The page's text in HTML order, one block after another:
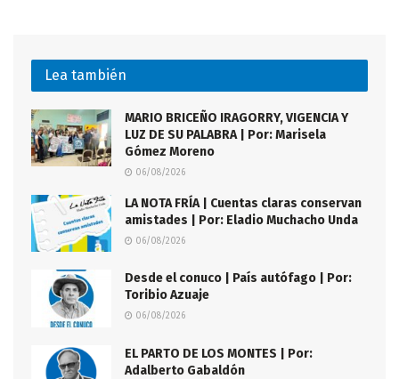
Lea también
MARIO BRICEÑO IRAGORRY, VIGENCIA Y
LUZ DE SU PALABRA | Por: Marisela
Gómez Moreno
06/08/2026
LA NOTA FRÍA | Cuentas claras conservan
amistades | Por: Eladio Muchacho Unda
06/08/2026
Desde el conuco | País autófago | Por:
Toribio Azuaje
06/08/2026
EL PARTO DE LOS MONTES | Por:
Adalberto Gabaldón